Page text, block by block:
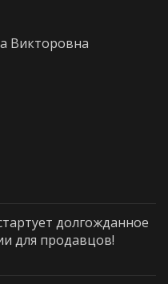
Викторовна
долгожданное
для продавцов!